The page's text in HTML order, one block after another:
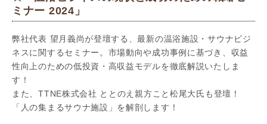
ミナー 2024」
弊社代表 望月義尚が登壇する、最新の温浴施設・サウナビジ
ネスに関するセミナー。市場動向や成功事例に基づき、収益
性向上のための低投資・高収益モデルを徹底解説いたしま
す！
また、TTNE株式会社 ととのえ親方こと松尾大氏も登壇！
「人の集まるサウナ施設」を解剖します！